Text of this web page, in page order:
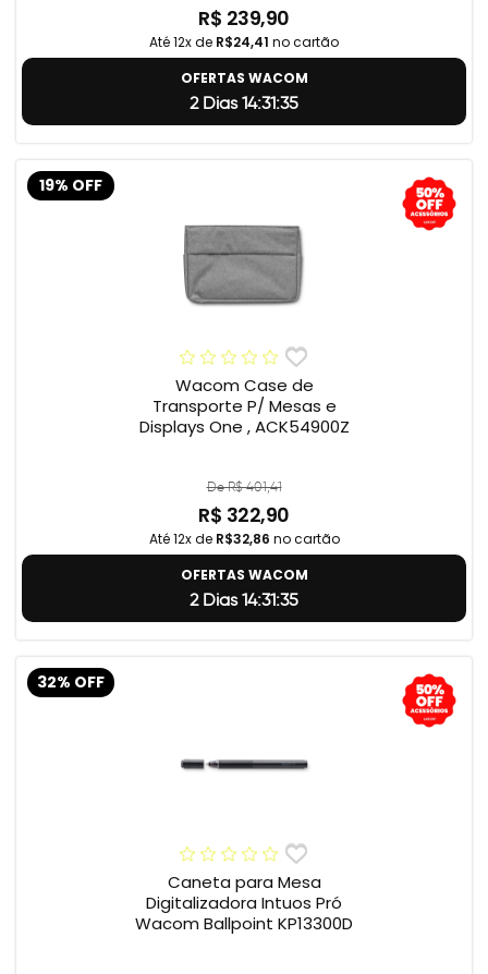
R$ 239,90
Até 12x de R$24,41 no cartão
OFERTAS WACOM
2 Dias 14:31:34
19% OFF
Wacom Case de
Transporte P/ Mesas e
Displays One , ACK54900Z
De R$ 401,41
R$ 322,90
Até 12x de R$32,86 no cartão
OFERTAS WACOM
2 Dias 14:31:34
32% OFF
Caneta para Mesa
Digitalizadora Intuos Pró
Wacom Ballpoint KP13300D